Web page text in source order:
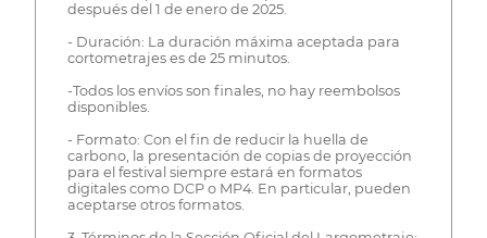
después del 1 de enero de 2025.
- Duración: La duración máxima aceptada para
cortometrajes es de 25 minutos.
-Todos los envíos son finales, no hay reembolsos
disponibles.
- Formato: Con el fin de reducir la huella de
carbono, la presentación de copias de proyección
para el festival siempre estará en formatos
digitales como DCP o MP4. En particular, pueden
aceptarse otros formatos.